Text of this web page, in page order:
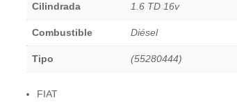
Cilindrada 1.6 TD 16v
Combustible Diésel
Tipo (55280444)
FIAT